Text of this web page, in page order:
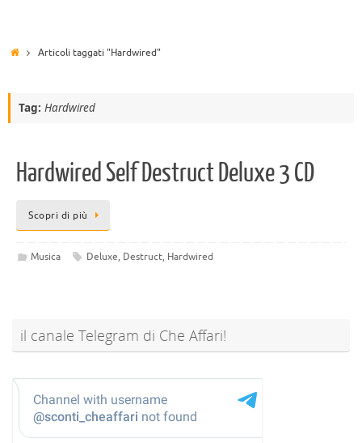
Articoli taggati "Hardwired"
Tag: Hardwired
Hardwired Self Destruct Deluxe 3 CD
Scopri di più
Musica Deluxe, Destruct, Hardwired
il canale Telegram di Che Affari!